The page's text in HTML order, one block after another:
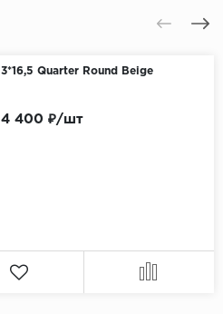
3*16,5 Quarter Round Beige
4 400 ₽/шт